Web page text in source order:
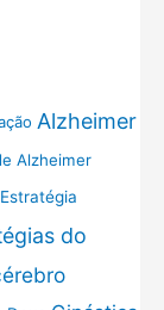
Alzheimer
Alzheimer
Estratégia
do